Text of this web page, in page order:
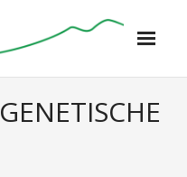
GENETISCHE